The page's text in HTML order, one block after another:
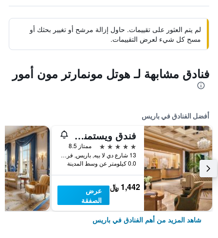
لم يتم العثور على تقييمات. حاول إزالة مرشح أو تغيير بحثك أو
مسح كل شيء لعرض التقييمات.
فنادق مشابهة لـ هوتل مونمارتر مون أمور
أفضل الفنادق في باريس
فندق ويستمنستر
5 نجوم
ممتاز 8.5
13 شارع دي لا بيه, باريس, فرنسا
0.0 كيلومتر عن وسط المدينة
1,442 ﷼
عرض
الصفقة
شاهد المزيد من أهم الفنادق في باريس